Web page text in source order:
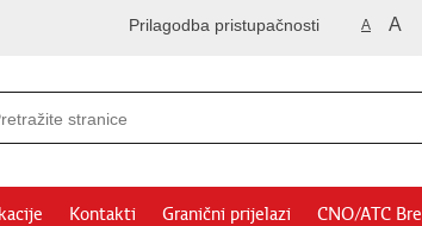
A A
Prilagodba pristupačnosti
Kontakti Granični prijelazi CNO/ATC